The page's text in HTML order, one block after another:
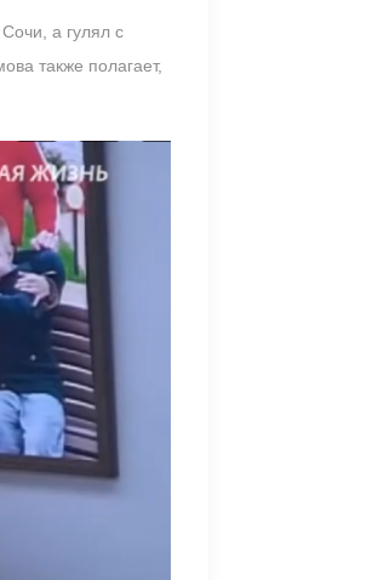
а гулял с
также полагает,